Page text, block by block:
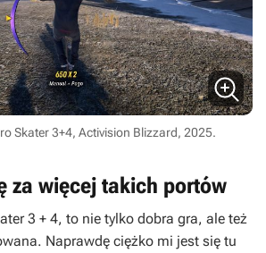
Skater 3+4, Activision Blizzard, 2025.
za więcej takich portów
3 + 4, to nie tylko dobra gra, ale też
Naprawdę ciężko mi jest się tu